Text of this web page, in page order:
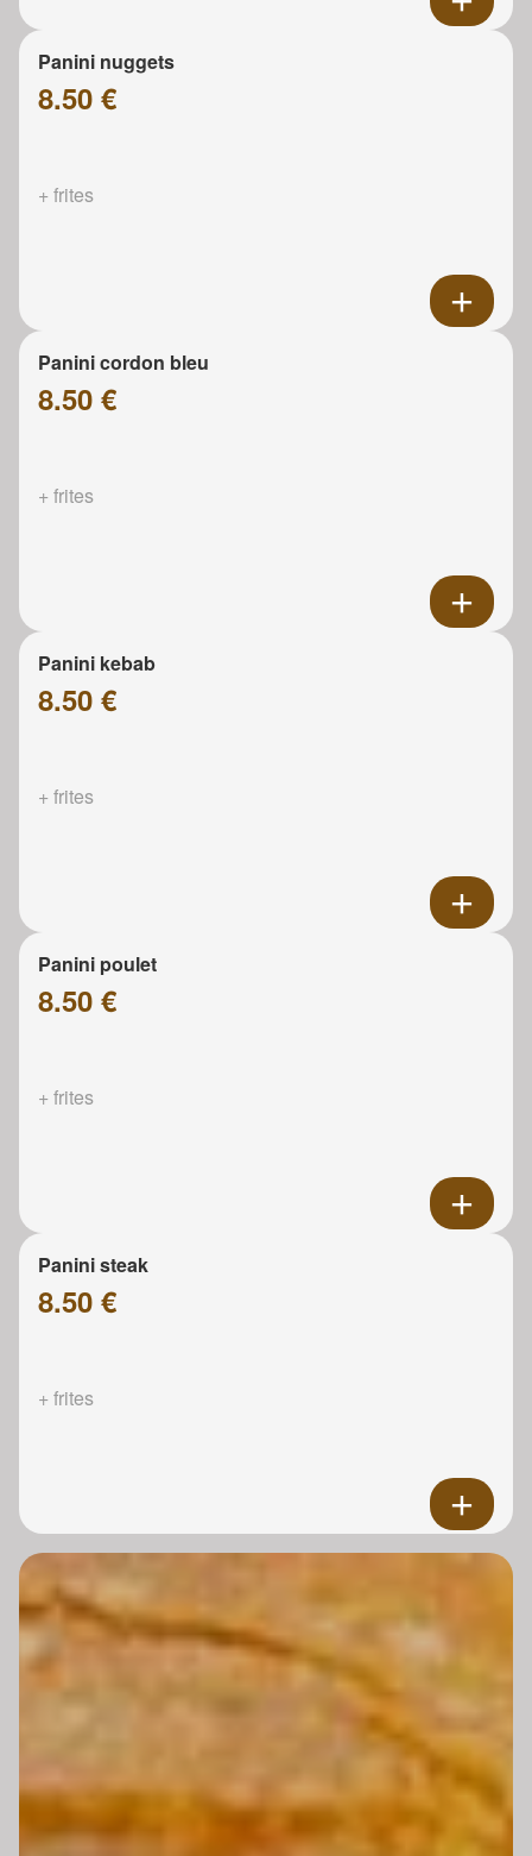
Panini nuggets
8.50 €
+ frites
Panini cordon bleu
8.50 €
+ frites
Panini kebab
8.50 €
+ frites
Panini poulet
8.50 €
+ frites
Panini steak
8.50 €
+ frites